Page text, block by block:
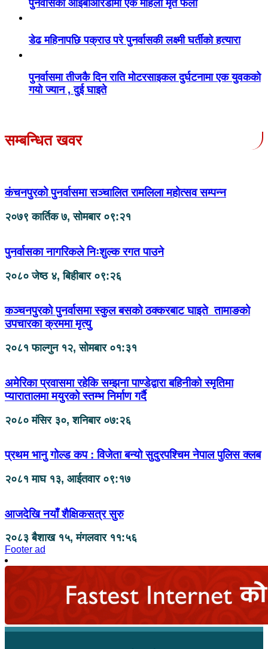
पुनर्वासको आईबीआरडीमा एक महिला मृत फेला
डेढ महिनापछि पक्राउ परे पुनर्वासकी लक्ष्मी घर्तीको हत्यारा
पुनर्वासमा तीजकै दिन राति मोटरसाइकल दुर्घटनामा एक युवकको
गयो ज्यान , दुई घाइते
सम्बन्धित खवर
कंचनपुरको पुनर्वासमा सञ्चालित रामलिला महोत्सव सम्पन्न
२०७९ कार्तिक ७, सोमबार ०९:२१
पुनर्वासका नागरिकले निःशुल्क रगत पाउने
२०८० जेष्ठ ४, बिहीबार ०९:२६
कञ्चनपुरको पुनर्वासमा स्कुल बसको ठक्करबाट घाइते तामाङको
उपचारका क्रममा मृत्यु
२०८१ फाल्गुन १२, सोमबार ०१:३१
अमेरिका प्रवासमा रहेकि सम्झना पाण्डेद्वारा बहिनीको स्मृतिमा
प्यारातालमा मयुरको स्तम्भ निर्माण गर्दै
२०८० मंसिर ३०, शनिबार ०७:२६
प्रथम भानु गोल्ड कप : विजेता बन्यो सुदुरपश्चिम नेपाल पुलिस क्लब
२०८१ माघ १३, आईतवार ०९:१७
आजदेखि नयाँ शैक्षिकसत्र सुरु
२०८३ बैशाख १५, मंगलवार ११:५६
Footer ad